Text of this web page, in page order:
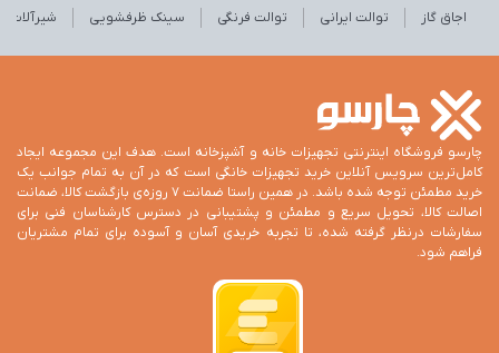
اجاق گاز توالت ایرانی توالت فرنگی سینک ظرفشویی شیرآلات
چارسو فروشگاه اینترنتی تجهیزات خانه و آشپزخانه است. هدف این مجموعه ایجاد
کامل‌ترین سرویس آنلاین خرید تجهیزات خانگی است که در آن به تمام جوانب یک
خرید مطمئن توجه شده باشد. در همین راستا ضمانت 7 روزه‌ی بازگشت کالا، ضمانت
اصالت کالا، تحویل سریع و مطمئن و پشتیبانی در دسترس کارشناسان فنی برای
سفارشات درنظر گرفته شده، تا تجربه خریدی آسان و آسوده برای تمام مشتریان
فراهم شود.